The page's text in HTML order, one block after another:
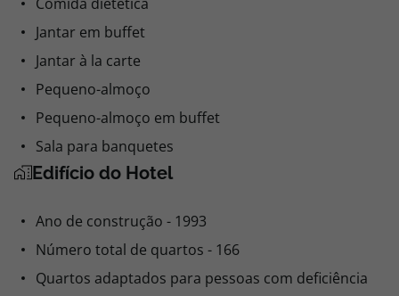
Jantar em buffet
Jantar à la carte
Pequeno-almoço
Pequeno-almoço em buffet
Sala para banquetes
Edifício do Hotel
Ano de construção - 1993
Número total de quartos - 166
Quartos adaptados para pessoas com deficiência